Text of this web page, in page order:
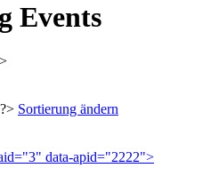
Events
Sortierung ändern
data-apid="2222">